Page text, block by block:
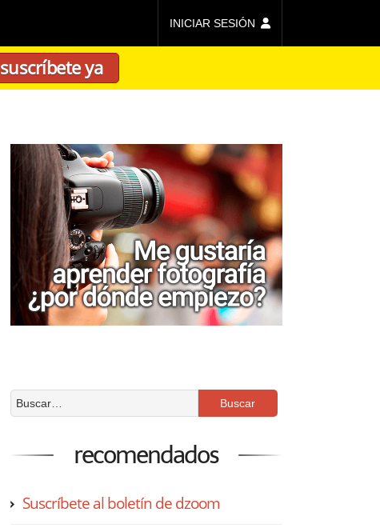
INICIAR SESIÓN
suscríbete ya
recomendados
Suscríbete al boletín de dzoom